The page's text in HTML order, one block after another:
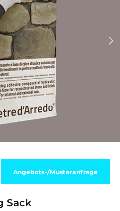
Angebots-/Musteranfrage
Sack